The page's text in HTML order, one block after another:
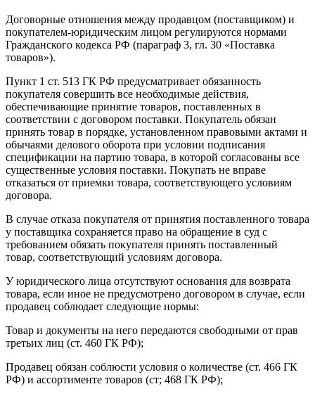
Договорные отношения между продавцом (поставщиком) и
покупателем-юридическим лицом регулируются нормами
Гражданского кодекса РФ (параграф 3, гл. 30 «Поставка
товаров»).
Пункт 1 ст. 513 ГК РФ предусматривает обязанность
покупателя совершить все необходимые действия,
обеспечивающие принятие товаров, поставленных в
соответствии с договором поставки. Покупатель обязан
принять товар в порядке, установленном правовыми актами и
обычаями делового оборота при условии подписания
спецификации на партию товара, в которой согласованы все
существенные условия поставки. Покупать не вправе
отказаться от приемки товара, соответствующего условиям
договора.
В случае отказа покупателя от принятия поставленного товара
у поставщика сохраняется право на обращение в суд с
требованием обязать покупателя принять поставленный
товар, соответствующий условиям договора.
У юридического лица отсутствуют основания для возврата
товара, если иное не предусмотрено договором в случае, если
продавец соблюдает следующие нормы:
Товар и документы на него передаются свободными от прав
третьих лиц (ст. 460 ГК РФ);
Продавец обязан соблюсти условия о количестве (ст. 466 ГК
РФ) и ассортименте товаров (ст; 468 ГК РФ);